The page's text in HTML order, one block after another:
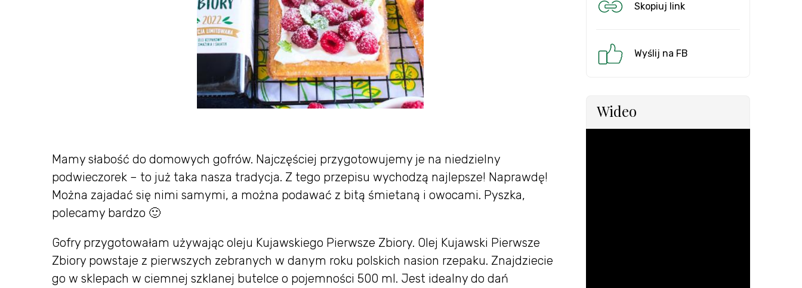
Mamy słabość do domowych gofrów. Najczęściej przygotowujemy je na niedzielny
podwieczorek – to już taka nasza tradycja. Z tego przepisu wychodzą najlepsze! Naprawdę!
Można zajadać się nimi samymi, a można podawać z bitą śmietaną i owocami. Pyszka,
polecamy bardzo 🙂
Gofry przygotowałam używając oleju Kujawskiego Pierwsze Zbiory. Olej Kujawski Pierwsze
Zbiory powstaje z pierwszych zebranych w danym roku polskich nasion rzepaku. Znajdziecie
go w sklepach w ciemnej szklanej butelce o pojemności 500 ml. Jest idealny do dań
Skopiuj link
Wyślij na FB
Wideo